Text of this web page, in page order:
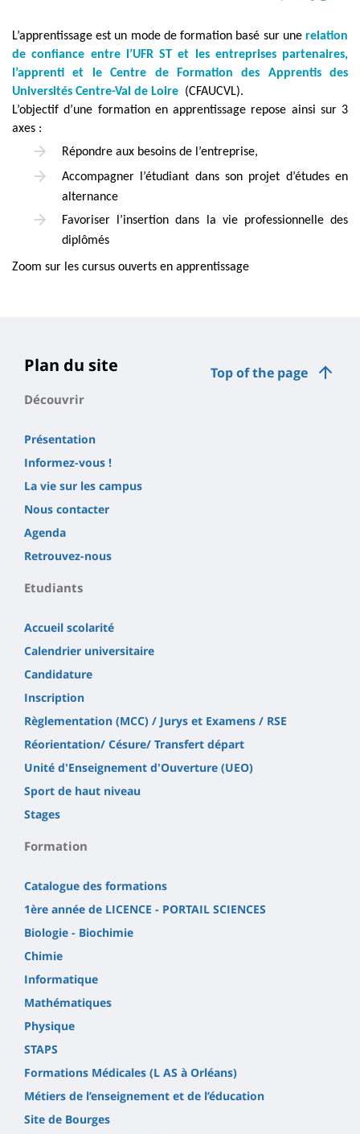
content
Contenu
de
la
page
principale
L’apprentissage est un mode de formation basé sur une relation
de confiance entre l’UFR ST et les entreprises partenaires,
l’apprenti et le Centre de Formation des Apprentis des
Universités Centre-Val de Loire (CFAUCVL).
L’objectif d’une formation en apprentissage repose ainsi sur 3
axes :
Répondre aux besoins de l’entreprise,
Accompagner l’étudiant dans son projet d’études en
alternance
Favoriser l’insertion dans la vie professionnelle des
diplômés
Zoom sur les cursus ouverts en apprentissage
Top of the page
Plan du site
Découvrir
Présentation
Informez-vous !
La vie sur les campus
Nous contacter
Agenda
Retrouvez-nous
Etudiants
Accueil scolarité
Calendrier universitaire
Candidature
Inscription
Règlementation (MCC) / Jurys et Examens / RSE
Réorientation/ Césure/ Transfert départ
Unité d'Enseignement d'Ouverture (UEO)
Sport de haut niveau
Stages
Formation
Catalogue des formations
1ère année de LICENCE - PORTAIL SCIENCES
Biologie - Biochimie
Chimie
Informatique
Mathématiques
Physique
STAPS
Formations Médicales (L AS à Orléans)
Métiers de l’enseignement et de l’éducation
Site de Bourges